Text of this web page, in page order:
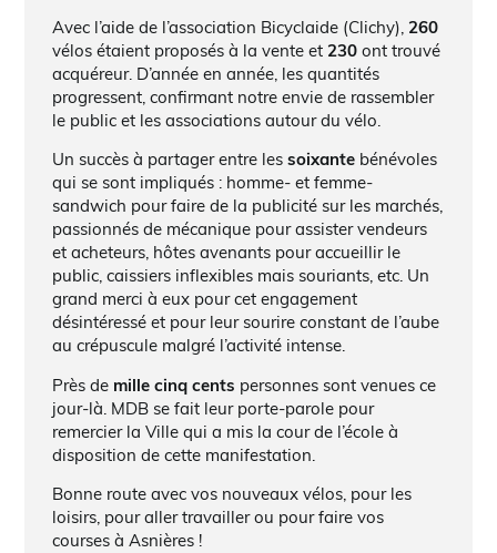
Avec l’aide de l’association Bicyclaide (Clichy), 260
vélos étaient proposés à la vente et 230 ont trouvé
acquéreur. D’année en année, les quantités
progressent, confirmant notre envie de rassembler
le public et les associations autour du vélo.
Un succès à partager entre les soixante bénévoles
qui se sont impliqués : homme- et femme-
sandwich pour faire de la publicité sur les marchés,
passionnés de mécanique pour assister vendeurs
et acheteurs, hôtes avenants pour accueillir le
public, caissiers inflexibles mais souriants, etc. Un
grand merci à eux pour cet engagement
désintéressé et pour leur sourire constant de l’aube
au crépuscule malgré l’activité intense.
Près de mille cinq cents personnes sont venues ce
jour-là. MDB se fait leur porte-parole pour
remercier la Ville qui a mis la cour de l’école à
disposition de cette manifestation.
Bonne route avec vos nouveaux vélos, pour les
loisirs, pour aller travailler ou pour faire vos
courses à Asnières !